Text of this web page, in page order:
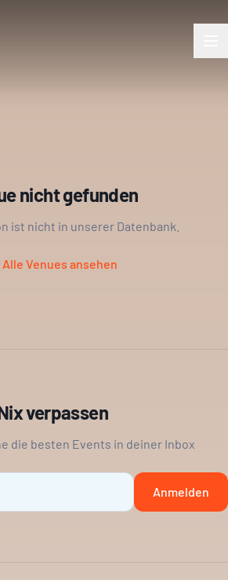
nicht gefunden
ist nicht in unserer Datenbank.
Venues ansehen
verpassen
die besten Events in deiner Inbox
Anmelden